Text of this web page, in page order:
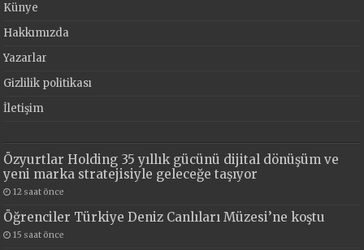
Künye
Hakkımızda
Yazarlar
Gizlilik politikası
İletişim
Özyurtlar Holding 35 yıllık gücünü dijital dönüşüm ve
yeni marka stratejisiyle geleceğe taşıyor
12 saat önce
Öğrenciler Türkiye Deniz Canlıları Müzesi’ne koştu
15 saat önce